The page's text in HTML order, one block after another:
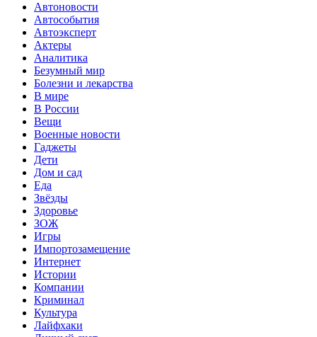
Автоновости
Автособытия
Автоэксперт
Актеры
Аналитика
Безумный мир
Болезни и лекарства
В мире
В России
Вещи
Военные новости
Гаджеты
Дети
Дом и сад
Еда
Звёзды
Здоровье
ЗОЖ
Игры
Импортозамещение
Интернет
Истории
Компании
Криминал
Культура
Лайфхаки